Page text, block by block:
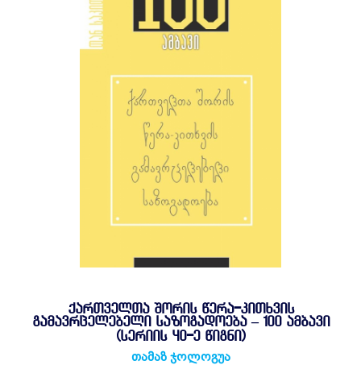
ᲥᲐᲠᲗᲕᲔᲚᲗᲐ ᲨᲝᲠᲘᲡ ᲬᲔᲠᲐ-ᲙᲘᲗᲮᲕᲘᲡ
ᲒᲐᲛᲐᲕᲠᲪᲔᲚᲔᲑᲔᲚᲘ ᲡᲐᲖᲝᲒᲐᲓᲝᲔᲑᲐ – 100 ᲐᲛᲑᲐᲕᲘ
(ᲡᲔᲠᲘᲘᲡ 40-Ე ᲬᲘᲒᲜᲘ)
თამაზ ჯოლოგუა